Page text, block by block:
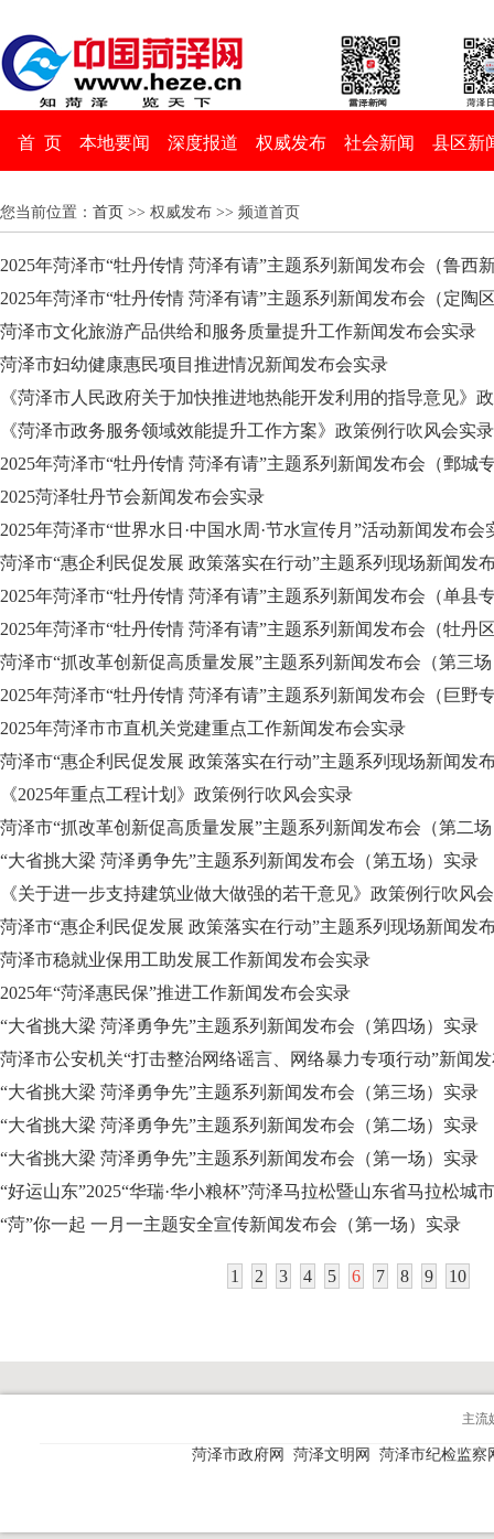
首 页 本地要闻 深度报道 权威发布 社会新闻 县区新
您当前位置： 首页 >> 权威发布 >> 频道首页
2025年菏泽市“牡丹传情 菏泽有请”主题系列新闻发布会（鲁西
2025年菏泽市“牡丹传情 菏泽有请”主题系列新闻发布会（定陶
菏泽市文化旅游产品供给和服务质量提升工作新闻发布会实录
菏泽市妇幼健康惠民项目推进情况新闻发布会实录
《菏泽市人民政府关于加快推进地热能开发利用的指导意见》
《菏泽市政务服务领域效能提升工作方案》政策例行吹风会实录
2025年菏泽市“牡丹传情 菏泽有请”主题系列新闻发布会（鄄城
2025菏泽牡丹节会新闻发布会实录
2025年菏泽市“世界水日·中国水周·节水宣传月”活动新闻发布会
菏泽市“惠企利民促发展 政策落实在行动”主题系列现场新闻发
2025年菏泽市“牡丹传情 菏泽有请”主题系列新闻发布会（单县
2025年菏泽市“牡丹传情 菏泽有请”主题系列新闻发布会（牡丹
菏泽市“抓改革创新促高质量发展”主题系列新闻发布会（第三
2025年菏泽市“牡丹传情 菏泽有请”主题系列新闻发布会（巨野
2025年菏泽市市直机关党建重点工作新闻发布会实录
菏泽市“惠企利民促发展 政策落实在行动”主题系列现场新闻发
《2025年重点工程计划》政策例行吹风会实录
菏泽市“抓改革创新促高质量发展”主题系列新闻发布会（第
“大省挑大梁 菏泽勇争先”主题系列新闻发布会（第五场）实录
《关于进一步支持建筑业做大做强的若干意见》政策例行吹风
菏泽市“惠企利民促发展 政策落实在行动”主题系列现场新闻发
菏泽市稳就业保用工助发展工作新闻发布会实录
2025年“菏泽惠民保”推进工作新闻发布会实录
“大省挑大梁 菏泽勇争先”主题系列新闻发布会（第四场）实录
菏泽市公安机关“打击整治网络谣言、网络暴力专项行动”新闻
“大省挑大梁 菏泽勇争先”主题系列新闻发布会（第三场）实录
“大省挑大梁 菏泽勇争先”主题系列新闻发布会（第二场）实录
“大省挑大梁 菏泽勇争先”主题系列新闻发布会（第一场）实录
“好运山东”2025“华瑞·华小粮杯”菏泽马拉松暨山东省马拉松城
“菏”你一起 一月一主题安全宣传新闻发布会（第一场）实录
1 2 3 4 5 6 7 8 9 10
主流
菏泽市政府网 菏泽文明网 菏泽市纪检监